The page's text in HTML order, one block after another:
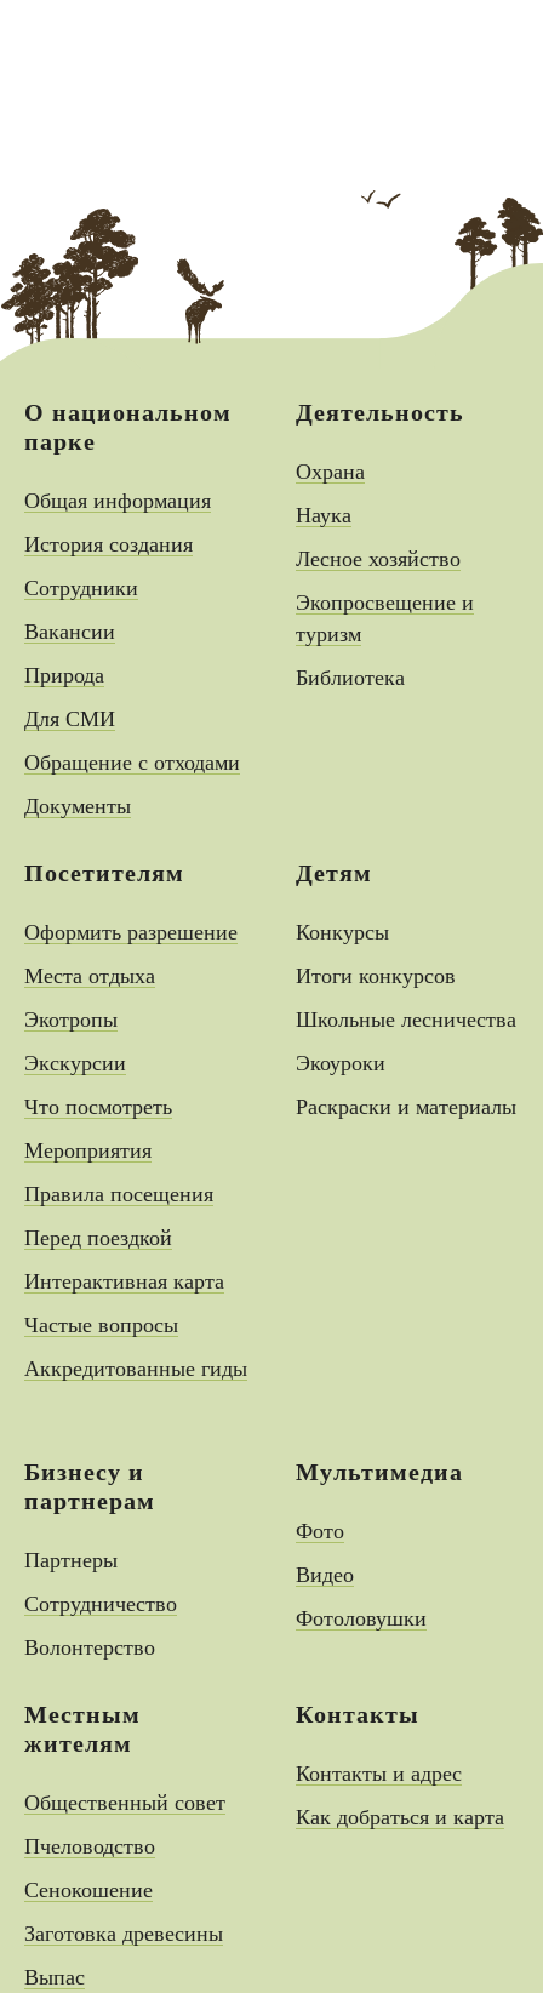
О национальном
парке
Общая информация
История создания
Сотрудники
Вакансии
Природа
Для СМИ
Обращение с отходами
Документы
Деятельность
Охрана
Наука
Лесное хозяйство
Экопросвещение и
туризм
Библиотека
Посетителям
Оформить разрешение
Места отдыха
Экотропы
Экскурсии
Что посмотреть
Мероприятия
Правила посещения
Перед поездкой
Интерактивная карта
Частые вопросы
Аккредитованные гиды
Детям
Конкурсы
Итоги конкурсов
Школьные лесничества
Экоуроки
Раскраски и материалы
Бизнесу и
партнерам
Партнеры
Сотрудничество
Волонтерство
Мультимедиа
Фото
Видео
Фотоловушки
Местным
жителям
Общественный совет
Пчеловодство
Сенокошение
Заготовка древесины
Выпас
Контакты
Контакты и адрес
Как добраться и карта